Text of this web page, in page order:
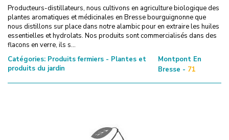
Producteurs-distillateurs, nous cultivons en agriculture biologique des
plantes aromatiques et médicinales en Bresse bourguignonne que
nous distillons sur place dans notre alambic pour en extraire les huiles
essentielles et hydrolats. Nos produits sont commercialisés dans des
flacons en verre, ils s...
Catégories: Produits fermiers - Plantes et
produits du jardin
Montpont En
Bresse - 71